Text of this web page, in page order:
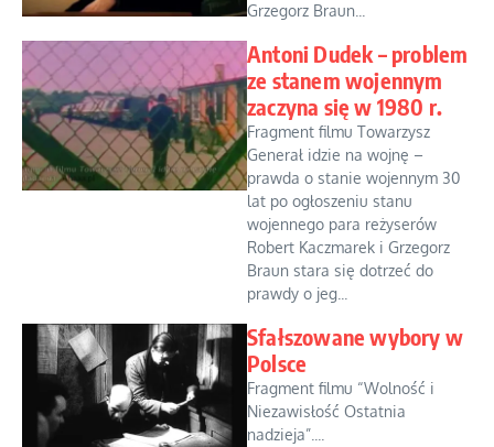
Grzegorz Braun...
Antoni Dudek – problem
ze stanem wojennym
zaczyna się w 1980 r.
Fragment filmu Towarzysz
Generał idzie na wojnę –
prawda o stanie wojennym 30
lat po ogłoszeniu stanu
wojennego para reżyserów
Robert Kaczmarek i Grzegorz
Braun stara się dotrzeć do
prawdy o jeg...
Sfałszowane wybory w
Polsce
Fragment filmu “Wolność i
Niezawisłość Ostatnia
nadzieja”....